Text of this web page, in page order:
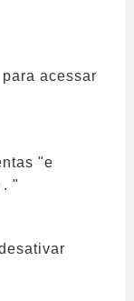
acessar
"e
"